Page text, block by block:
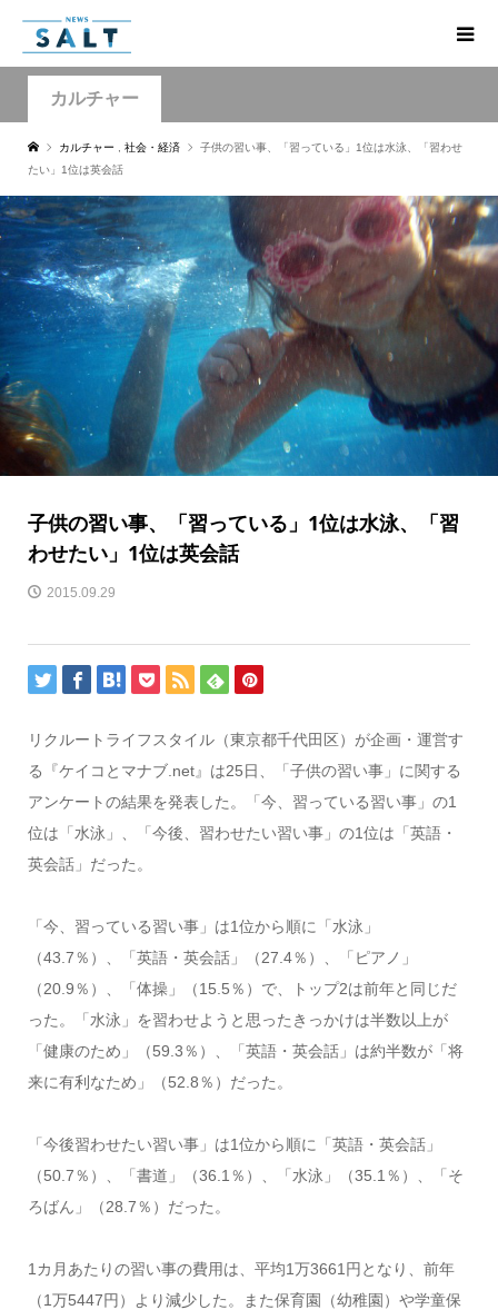
カルチャー
カルチャー 社会・経済
子供の習い事、「習っている」1位は水泳、「習わせ
たい」1位は英会話
子供の習い事、「習っている」1位は水泳、「習
わせたい」1位は英会話
2015.09.29
リクルートライフスタイル（東京都千代田区）が企画・運営す
る『ケイコとマナブ.net』は25日、「子供の習い事」に関する
アンケートの結果を発表した。「今、習っている習い事」の1
位は「水泳」、「今後、習わせたい習い事」の1位は「英語・
英会話」だった。
「今、習っている習い事」は1位から順に「水泳」
（43.7％）、「英語・英会話」（27.4％）、「ピアノ」
（20.9％）、「体操」（15.5％）で、トップ2は前年と同じだ
った。「水泳」を習わせようと思ったきっかけは半数以上が
「健康のため」（59.3％）、「英語・英会話」は約半数が「将
来に有利なため」（52.8％）だった。
「今後習わせたい習い事」は1位から順に「英語・英会話」
（50.7％）、「書道」（36.1％）、「水泳」（35.1％）、「そ
ろばん」（28.7％）だった。
1カ月あたりの習い事の費用は、平均1万3661円となり、前年
（1万5447円）より減少した。また保育園（幼稚園）や学童保